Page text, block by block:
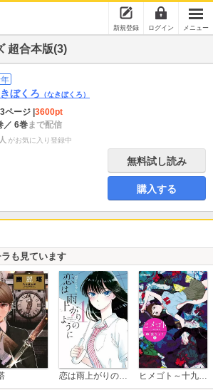
新規登録 ログイン メニュー
超合本版(3)
ぼくろ （なきぼくろ）
ページ 3600pt
／ 6巻まで配信
がお気に入り登録中
無料試し読み
購入する
も見ています
恋は雨上がりのように ヒメゴト～十九歳の制服～